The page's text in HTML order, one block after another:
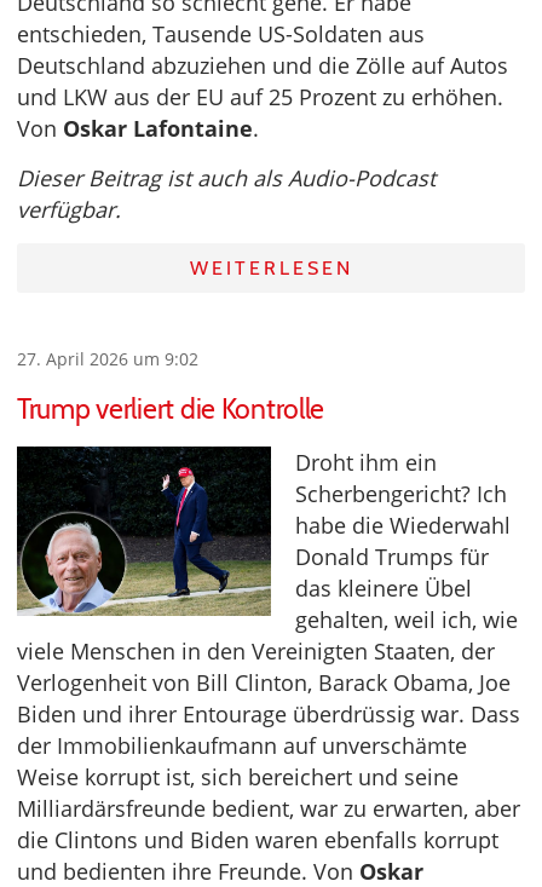
entschieden, Tausende US-Soldaten aus
Deutschland abzuziehen und die Zölle auf Autos
und LKW aus der EU auf 25 Prozent zu erhöhen.
Von Oskar Lafontaine.
Dieser Beitrag ist auch als Audio-Podcast
verfügbar.
WEITERLESEN
27. April 2026 um 9:02
Trump verliert die Kontrolle
Droht ihm ein
Scherbengericht? Ich
habe die Wiederwahl
Donald Trumps für
das kleinere Übel
gehalten, weil ich, wie
viele Menschen in den Vereinigten Staaten, der
Verlogenheit von Bill Clinton, Barack Obama, Joe
Biden und ihrer Entourage überdrüssig war. Dass
der Immobilienkaufmann auf unverschämte
Weise korrupt ist, sich bereichert und seine
Milliardärsfreunde bedient, war zu erwarten, aber
die Clintons und Biden waren ebenfalls korrupt
und bedienten ihre Freunde. Von Oskar